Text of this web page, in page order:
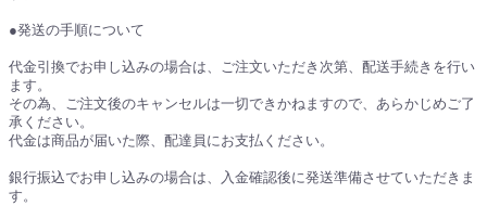
●発送の手順について
代金引換でお申し込みの場合は、ご注文いただき次第、配送手続きを行い
ます。
その為、ご注文後のキャンセルは一切できかねますので、あらかじめご了
承ください。
代金は商品が届いた際、配達員にお支払ください。
銀行振込でお申し込みの場合は、入金確認後に発送準備させていただきま
す。